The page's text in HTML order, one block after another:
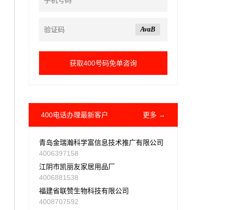
AvaB
400电话办理最新客户 更多 →
青岛金瑞瀚科学富信息技术推广有限公司
4006397158
江阴市凯丽友家居用品厂
4006881538
福建省联赞生物科技有限公司
4008707592